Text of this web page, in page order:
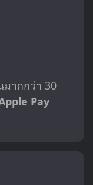
มากกว่า 30
Pay